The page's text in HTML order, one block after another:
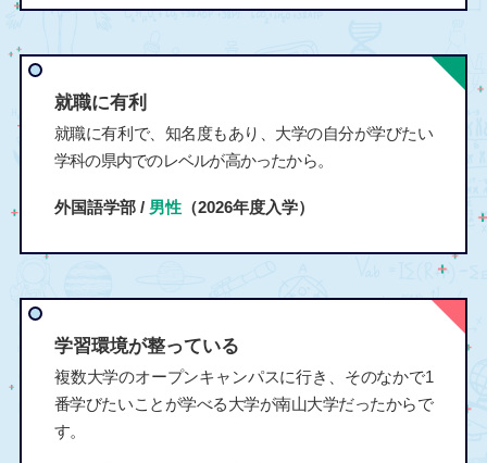
就職に有利
就職に有利で、知名度もあり、大学の自分が学びたい
学科の県内でのレベルが高かったから。
外国語学部 / 男性（2026年度入学）
学習環境が整っている
複数大学のオープンキャンパスに行き、そのなかで1
番学びたいことが学べる大学が南山大学だったからで
す。